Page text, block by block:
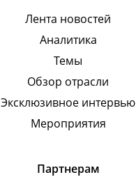
Лента новостей
Аналитика
Темы
Обзор отрасли
Эксклюзивное интервью
Мероприятия
Партнерам